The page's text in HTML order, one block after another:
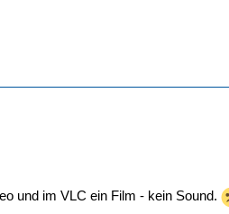
und im VLC ein Film - kein Sound.